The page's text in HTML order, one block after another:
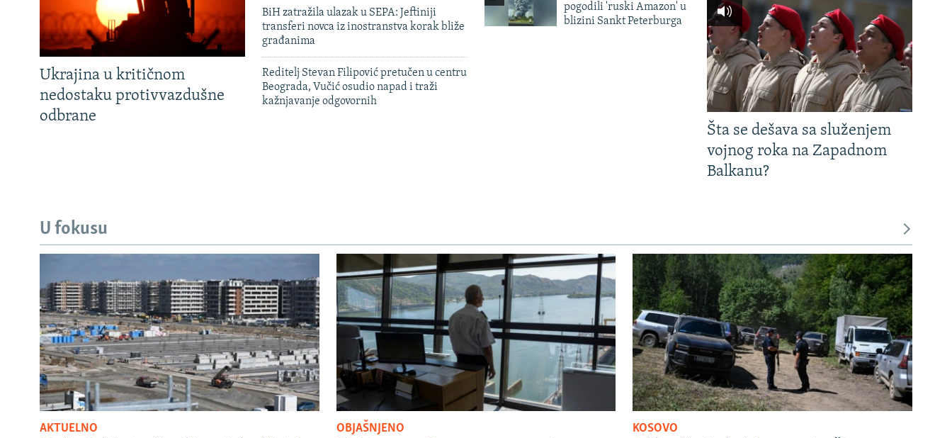
Ukrajina u kritičnom
nedostaku protivvazdušne
odbrane
BiH zatražila ulazak u SEPA: Jeftiniji
transferi novca iz inostranstva korak bliže
građanima
Reditelj Stevan Filipović pretučen u centru
Beograda, Vučić osudio napad i traži
kažnjavanje odgovornih
pogodili 'ruski Amazon' u
blizini Sankt Peterburga
Šta se dešava sa služenjem
vojnog roka na Zapadnom
Balkanu?
U fokusu
AKTUELNO OBJAŠNJENO KOSOVO